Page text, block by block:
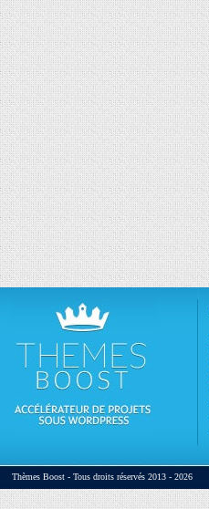
Thèmes Boost - Tous droits réservés 2013 - 2026